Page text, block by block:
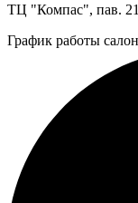
ТЦ "Компас", пав.
График работы